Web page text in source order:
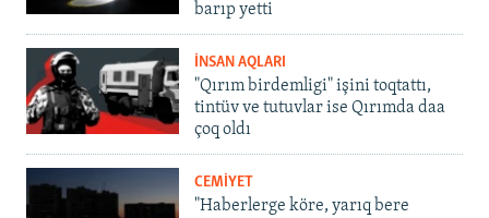
barıp yetti
İNSAN AQLARI
"Qırım birdemligi" işini toqtattı,
tintüv ve tutuvlar ise Qırımda daa
çoq oldı
CEMİYET
"Haberlerge köre, yarıq bere